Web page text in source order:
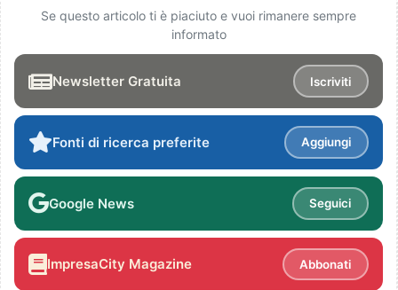
Se questo articolo ti è piaciuto e vuoi rimanere sempre
informato
Newsletter Gratuita Iscriviti
Fonti di ricerca preferite Aggiungi
Google News Seguici
ImpresaCity Magazine Abbonati